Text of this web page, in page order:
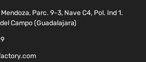
Parc. 9-3, Nave C4, Pol. Ind 1.
Campo (Guadalajara)